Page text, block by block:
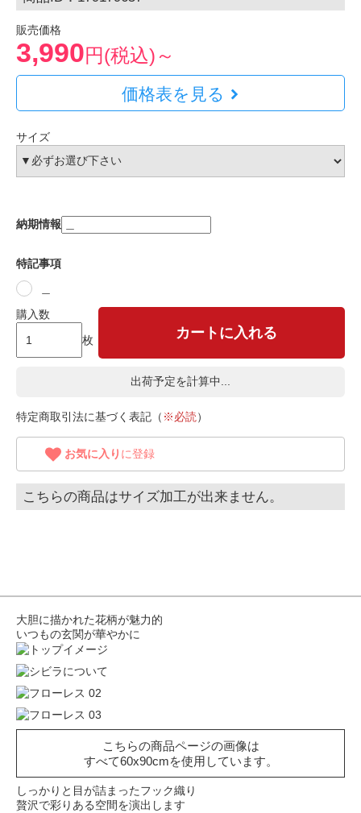
販売価格
3,990円(税込)～
価格表を見る
サイズ
納期情報
特記事項
購入数
枚
カートに入れる
出荷予定を計算中...
特定商取引法に基づく表記（ ※必読）
お気に入り に登録
こちらの商品はサイズ加工が出来ません。
大胆に描かれた花柄が魅力的
いつもの玄関が華やかに
こちらの商品ページの画像は
すべて60x90cmを使用しています。
しっかりと目が詰まったフック織り
贅沢で彩りある空間を演出します